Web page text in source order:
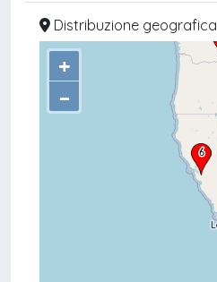
Distribuzione geografica
+
–